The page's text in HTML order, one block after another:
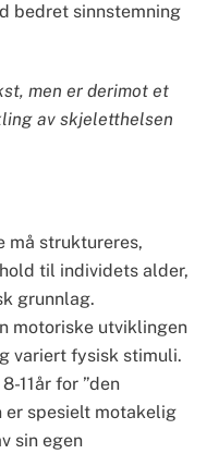
bedret sinnstemning
men er derimot et
av skjeletthelsen
må struktureres,
til individets alder,
grunnlag.
motoriske utviklingen
variert fysisk stimuli.
11år for ”den
er spesielt motakelig
sin egen